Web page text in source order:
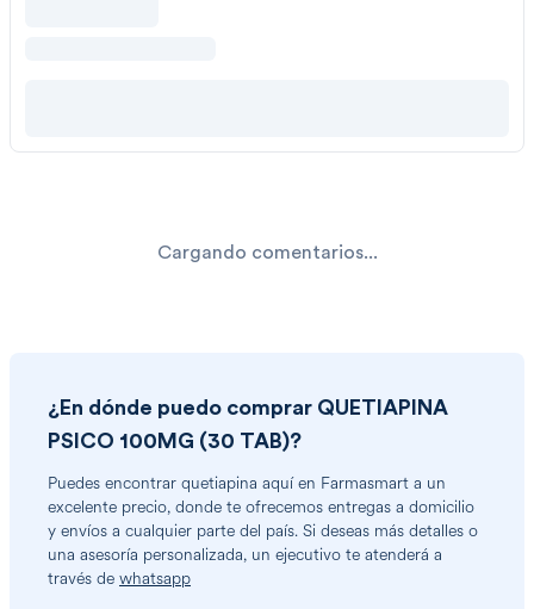
Cargando comentarios...
¿En dónde puedo comprar QUETIAPINA
PSICO 100MG (30 TAB)?
Puedes encontrar quetiapina aquí en Farmasmart a un
excelente precio, donde te ofrecemos entregas a domicilio
y envíos a cualquier parte del país. Si deseas más detalles o
una asesoría personalizada, un ejecutivo te atenderá a
través de whatsapp